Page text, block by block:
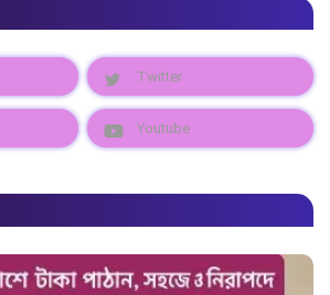
Twitter
Youtube